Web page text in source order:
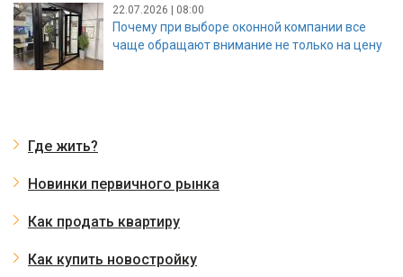
22.07.2026 | 08:00
Почему при выборе оконной компании все
чаще обращают внимание не только на цену
Где жить?
Новинки первичного рынка
Как продать квартиру
Как купить новостройку